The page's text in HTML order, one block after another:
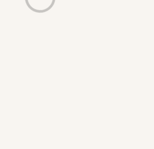
Loading...